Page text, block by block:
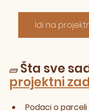
Idi na
🧱 Šta sve
projektni
Podaci o parceli